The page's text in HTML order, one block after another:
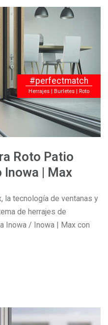
#perfectmatch
Herrajes | Burletes | Roto
Roto Patio
Inowa | Max
la tecnología de ventanas y
de herrajes de
Inowa / Inowa | Max con